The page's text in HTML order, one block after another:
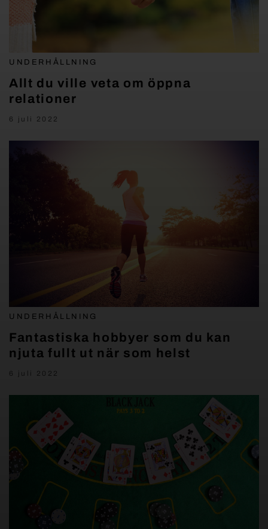
UNDERHÅLLNING
Allt du ville veta om öppna
relationer
6 juli 2022
UNDERHÅLLNING
Fantastiska hobbyer som du kan
njuta fullt ut när som helst
6 juli 2022